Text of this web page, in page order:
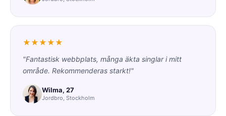
★★★★★
"Fantastisk webbplats, många äkta singlar i mitt
område. Rekommenderas starkt!"
Wilma, 27
Jordbro, Stockholm